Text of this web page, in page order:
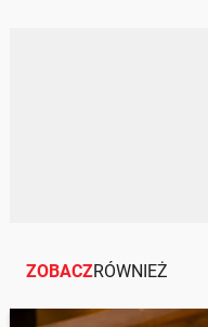
ZOBACZRÓWNIEŻ